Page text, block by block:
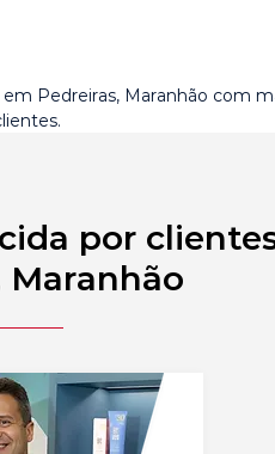
Pedreiras, Maranhão com
por
Maranhão